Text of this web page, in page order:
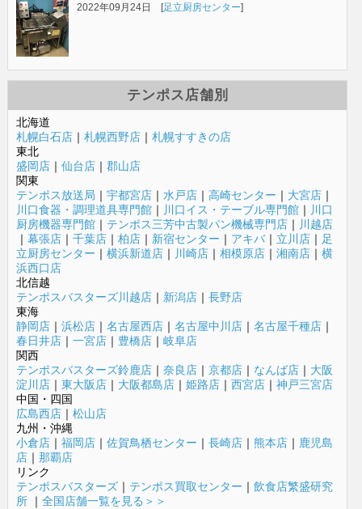
2022年09月24日 [足立厨房センター]
テンポス店舗別
北海道
札幌白石店｜ 札幌西野店｜ 札幌すすきの店
東北
盛岡店｜ 仙台店｜ 郡山店
関東
テンポス放送局 ｜ 宇都宮店｜ 水戸店｜ 高崎センター ｜ 大宮店｜
川口食器・調理道具専門館｜ 川口イス・テーブル専門館｜ 川口
厨房機器専門館｜ テンポス三芳中古製パン機械専門店｜ 川越店
｜ 幕張店｜ 千葉店｜ 柏店｜ 新宿センター ｜ アキバ｜ 立川店｜ 足
立厨房センター ｜ 横浜新道店｜ 川崎店｜ 相模原店｜ 湘南店｜ 横
浜西口店
北信越
テンポスバスターズ川越店｜ 新潟店｜ 長野店
東海
静岡店｜ 浜松店｜ 名古屋西店｜ 名古屋中川店｜ 名古屋千種店｜
春日井店｜ 一宮店｜ 豊橋店｜ 岐阜店
関西
テンポスバスターズ鈴鹿店｜ 奈良店｜ 京都店｜ なんば店｜ 大阪
淀川店｜ 東大阪店｜ 大阪都島店｜ 姫路店｜ 西宮店｜ 神戸三宮店
中国・四国
広島西店｜ 松山店
九州・沖縄
小倉店｜ 福岡店｜ 佐賀鳥栖センター ｜ 長崎店｜ 熊本店｜ 鹿児島
店｜ 那覇店
リンク
テンポスバスターズ｜ テンポス買取センター ｜ 飲食店繁盛研究
所｜ 全国店舗一覧を見る＞＞